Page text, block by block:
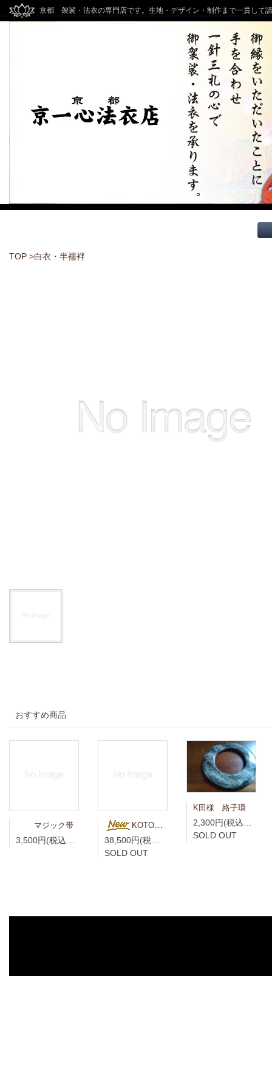
京都 袈裟・法衣の専門店です。生地・デザイン・制作まで一貫して
TOP >白衣・半襦袢
おすすめ商品
マジック帯 KOTO様専用 青藍（せいらん）真言宗折五条 竹編柄 無紋
SOLD OUT
K田様 絡子環
2,300円(税込2,530円)
SOLD OUT